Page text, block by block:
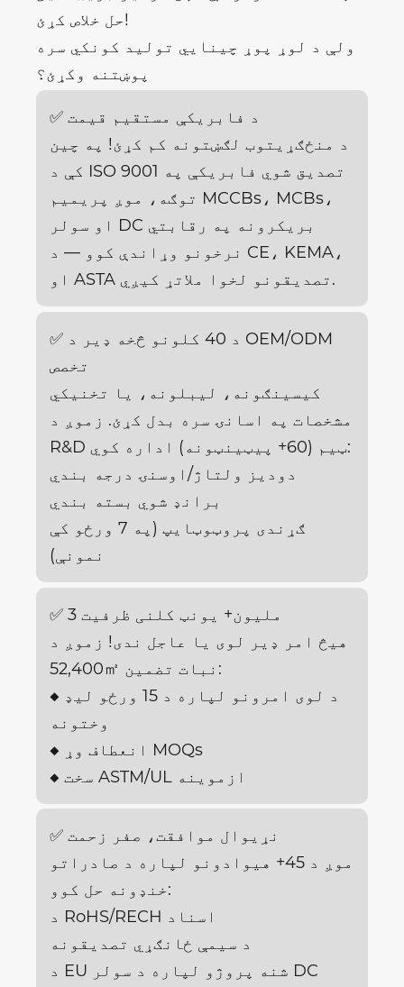
حل خلاص کړئ!
ولې د لوړ پوړ چینایي تولید کونکي سره
پوښتنه وکړئ؟
✅ د فابریکې مستقیم قیمت
د منځګړیتوب لګښتونه کم کړئ! په چین
کې د ISO 9001 تصدیق شوي فابریکې په
توګه، موږ پریمیم MCCBs، MCBs،
او سولر DC بریکرونه په رقابتي
نرخونو وړاندې کوو — د CE، KEMA،
او ASTA تصدیقونو لخوا ملاتړ کیږي.
✅ د 40 کلونو څخه ډیر د OEM/ODM
تخصص
کیسینګونه، لیبلونه، یا تخنیکي
مشخصات په اسانۍ سره بدل کړئ. زموږ د
R&D ټیم (60+ پیټینټونه) اداره کوي:
دودیز ولتاژ/اوسنۍ درجه بندي
برانډ شوي بسته بندي
ګړندی پروټوټایپ (په 7 ورځو کې
نمونې)
✅ 3 ملیون+ یونټ کلنی ظرفیت
هیڅ امر ډیر لوی یا عاجل ندی! زموږ د
52,400㎡ نبات تضمین:
◆ د لوی امرونو لپاره د 15 ورځو لیډ
وختونه
◆ انعطاف وړ MOQs
◆ سخت ASTM/UL ازموینه
✅ نړیوال موافقت، صفر زحمت
موږ د 45+ هیوادونو لپاره د صادراتو
خنډونه حل کوو:
د RoHS/RECH اسناد
د سیمې ځانګړي تصدیقونه
د EU شنه پروژو لپاره د سولر DC